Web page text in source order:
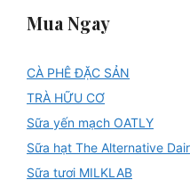
Mua Ngay
CÀ PHÊ ĐẶC SẢN
TRÀ HỮU CƠ
Sữa yến mạch OATLY
Sữa hạt The Alternative
Sữa tươi MILKLAB